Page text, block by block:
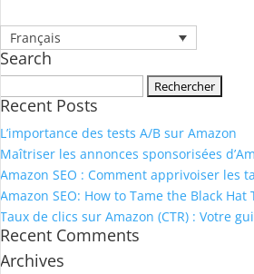
Français
Search
Recent Posts
L’importance des tests A/B sur Amazon
Maîtriser les annonces sponsorisées
Amazon SEO : Comment apprivoiser
Amazon SEO: How to Tame the Black
Taux de clics sur Amazon (CTR) : Votre
Recent Comments
Archives